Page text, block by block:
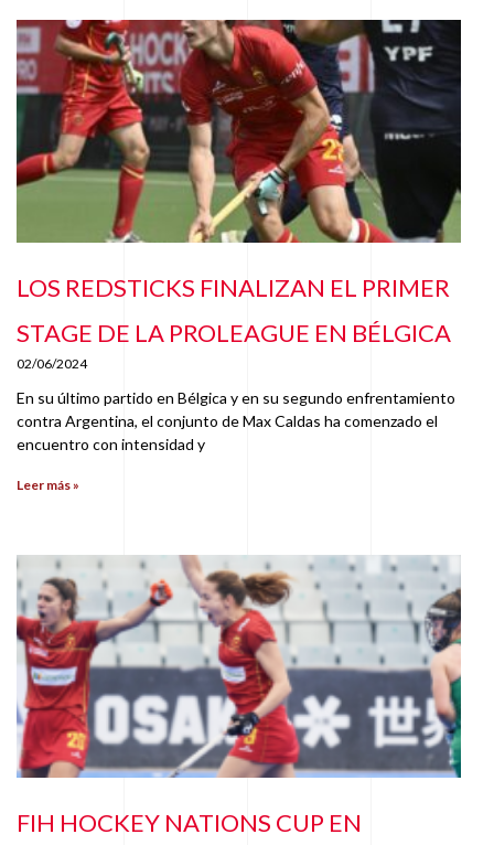
LOS REDSTICKS FINALIZAN EL PRIMER
STAGE DE LA PROLEAGUE EN BÉLGICA
02/06/2024
En su último partido en Bélgica y en su segundo enfrentamiento
contra Argentina, el conjunto de Max Caldas ha comenzado el
encuentro con intensidad y
Leer más »
FIH HOCKEY NATIONS CUP EN